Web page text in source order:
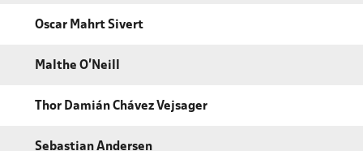
Oscar Mahrt Sivert
Malthe O'Neill
Thor Damián Chávez Vejsager
Sebastian Andersen